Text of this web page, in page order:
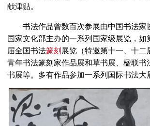
献津贴。
书法作品曾数百次参展由中国书法家
国家文化部主办的一系列国家级展览，如
届全国书法篆刻展览（特邀第十一、十二
青年书法篆刻家作品展和草书展、楹联书
书展等。多有作品参加一系列国际书法大